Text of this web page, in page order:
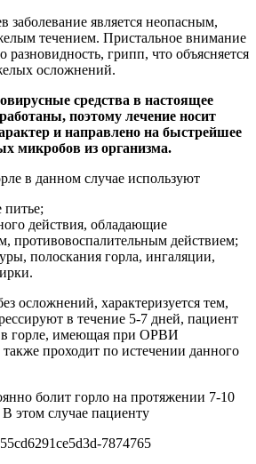
заболевание является неопасным,
течением. Пристальное внимание
разновидность, грипп, что объясняется
осложнений.
средства в настоящее
поэтому лечение носит
и направлено на быстрейшее
микробов из организма.
в данном случае используют
питье;
действия, обладающие
противовоспалительным действием;
полоскания горла, ингаляции,
осложнений, характеризуется тем,
в течение 5-7 дней, пациент
в горле, имеющая при ОРВИ
проходит по истечении данного
болит горло на протяжении 7-10
этом случае пациенту